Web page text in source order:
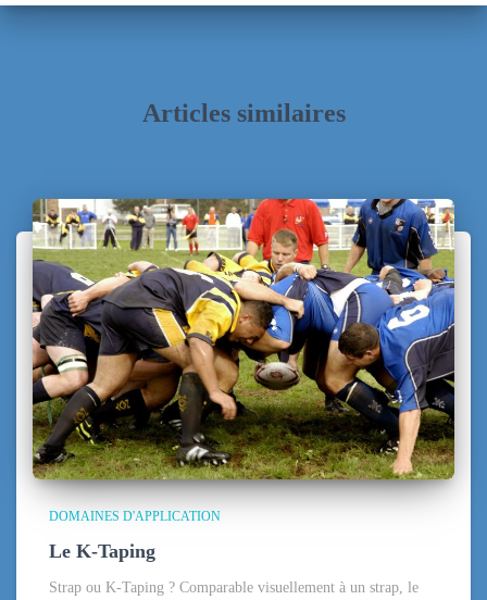
Articles similaires
DOMAINES D'APPLICATION
Le K-Taping
Strap ou K-Taping ? Comparable visuellement à un strap, le